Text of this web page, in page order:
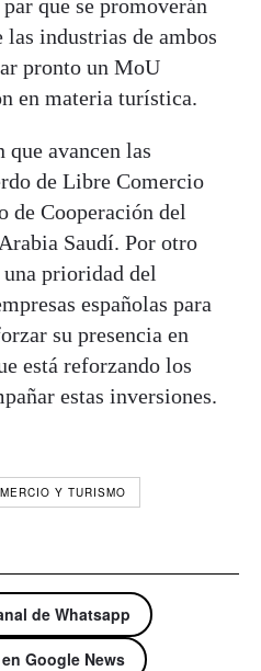
que se promoverán
industrias de ambos
pronto un MoU
en materia turística.
que avancen las
de Libre Comercio
de Cooperación del
Saudí. Por otro
prioridad del
españolas para
su presencia en
está reforzando los
estas inversiones.
Y TURISMO
de Whatsapp
Google News